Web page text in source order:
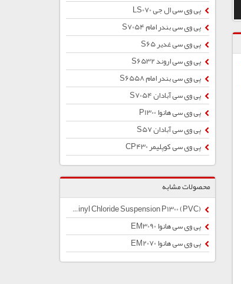
پی وی سی ال جی LS070
پی وی سی بندر امام S7054
پی وی سی غدیر S65
پی وی سی اروند S6532
پی وی سی بندر امام S6558
پی وی سی آبادان S7054
پی وی سی هانوا P1300
پی وی سی آبادان S57
پی وی سی کوپلیمر CP430
محصولات مشابه
پی وی سی هانوا EM3090
پی وی سی هانوا EM2070